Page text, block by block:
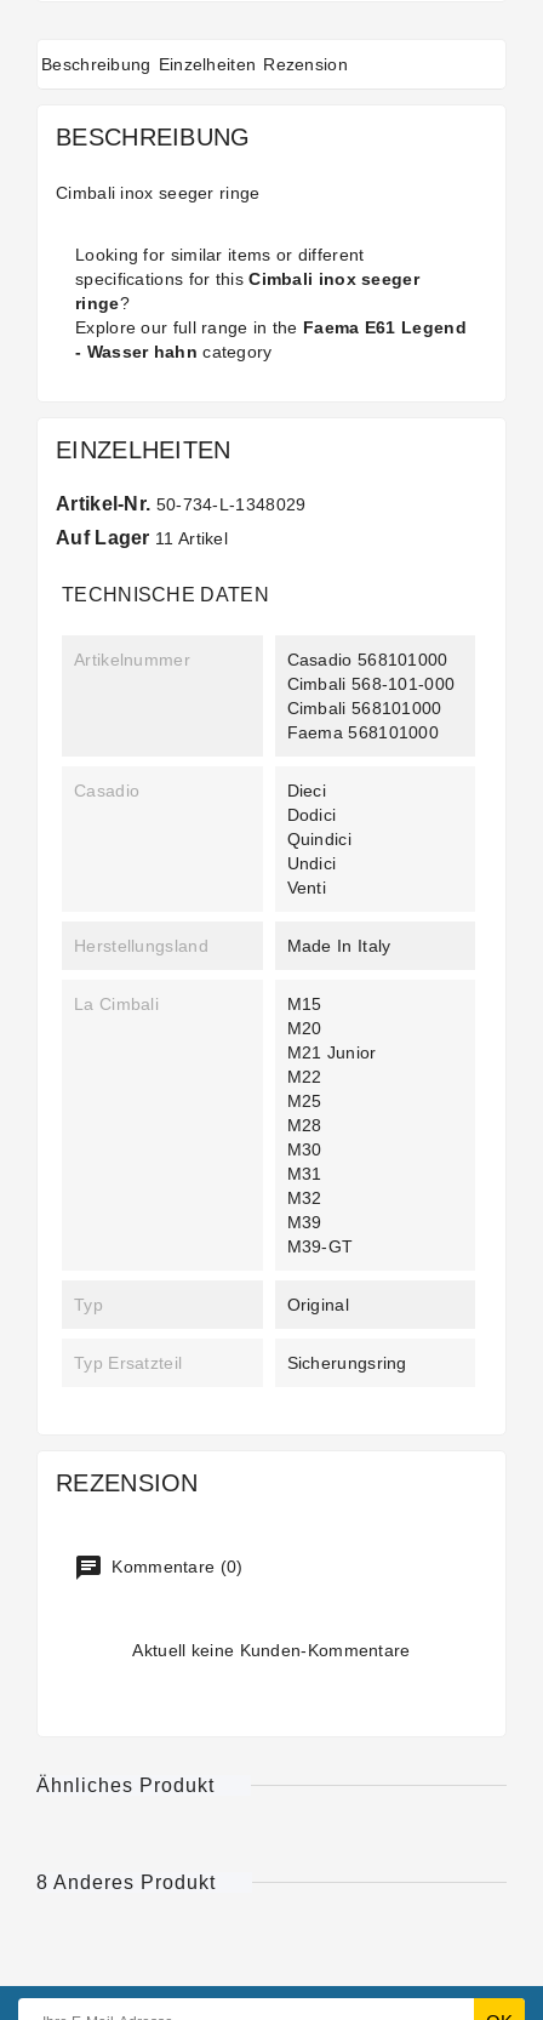
Beschreibung Einzelheiten Rezension
BESCHREIBUNG
Cimbali inox seeger ringe
Looking for similar items or different
specifications for thisCimbali inox seeger
ringe?
Explore our full range in the Faema E61 Legend
- Wasser hahn category
EINZELHEITEN
Artikel-Nr. 50-734-L-1348029
Auf Lager 11 Artikel
TECHNISCHE DATEN
Artikelnummer
Casadio 568101000
Cimbali 568-101-000
Cimbali 568101000
Faema 568101000
Casadio
Dieci
Dodici
Quindici
Undici
Venti
Herstellungsland Made In Italy
La Cimbali
M15
M20
M21 Junior
M22
M25
M28
M30
M31
M32
M39
M39-GT
Typ Original
Typ Ersatzteil Sicherungsring
REZENSION
Kommentare (0)
Aktuell keine Kunden-Kommentare
Ähnliches Produkt
8 Anderes Produkt